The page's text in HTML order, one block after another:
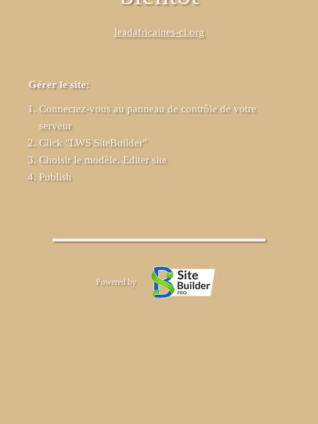
leadafricaines-ci.org
Gérer le site:
Connectez-vous au panneau de contrôle de votre
serveur
Click "LWS SiteBuilder"
Choisir le modèle. Editer site
Publish
Powered by